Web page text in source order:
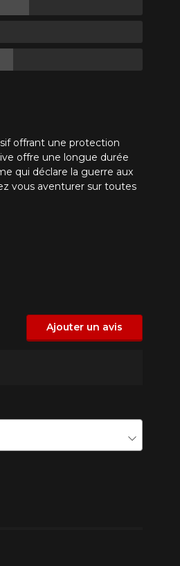
offrant une protection
offre une longue durée
qui déclare la guerre aux
vous aventurer sur toutes
Ajouter un avis